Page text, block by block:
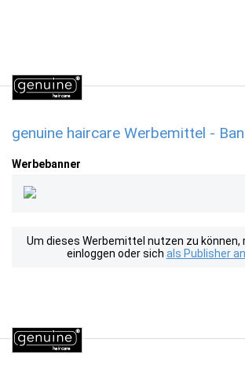
genuine haircare Werbemittel -
Werbebanner
Um dieses Werbemittel nutzen zu können,
einloggen oder sich als Publisher